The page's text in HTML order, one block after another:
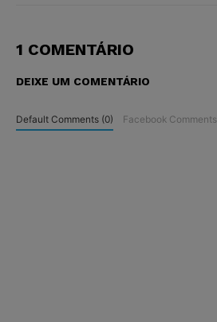
1 COMENTÁRIO
DEIXE UM COMENTÁRIO
Default Comments (0) Facebook Comments